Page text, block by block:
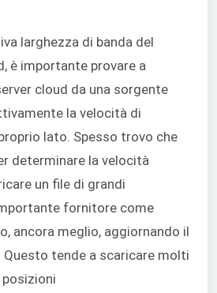
larghezza di banda del
è importante provare a
cloud da una sorgente
la velocità di
lato. Spesso trovo che
determinare la velocità
un file di grandi
fornitore come
o, ancora meglio, aggiornando il
tende a scaricare molti